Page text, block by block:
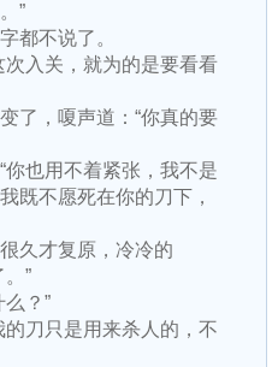
”
不说了。
入关，就为的是要看看
，嗄声道：“你真的要
也用不着紧张，我不是
既不愿死在你的刀下，
才复原，冷冷的
”
？”
刀只是用来杀人的，不